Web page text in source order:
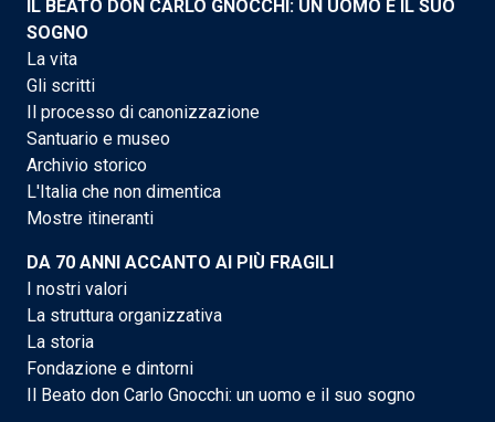
IL BEATO DON CARLO GNOCCHI: UN UOMO E IL SUO
SOGNO
La vita
Gli scritti
Il processo di canonizzazione
Santuario e museo
Archivio storico
L'Italia che non dimentica
Mostre itineranti
DA 70 ANNI ACCANTO AI PIÙ FRAGILI
I nostri valori
La struttura organizzativa
La storia
Fondazione e dintorni
Il Beato don Carlo Gnocchi: un uomo e il suo sogno